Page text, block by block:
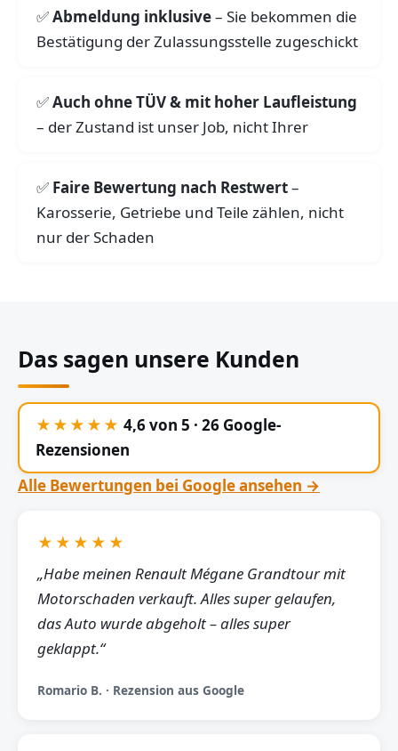
Abmeldung inklusive– Sie bekommen die
Bestätigung der Zulassungsstelle zugeschickt
Auch ohne TÜV & mit hoher Laufleistung
– der Zustand ist unser Job, nicht Ihrer
Faire Bewertung nach Restwert–
Karosserie, Getriebe und Teile zählen, nicht
nur der Schaden
Das sagen unsere Kunden
★★★★★ 4,6 von 5 · 26 Google-
Rezensionen
Alle Bewertungen bei Google ansehen →
★★★★★
„Habe meinen Renault Mégane Grandtour mit
Motorschaden verkauft. Alles super gelaufen,
das Auto wurde abgeholt – alles super
geklappt.“
Romario B. · Rezension aus Google